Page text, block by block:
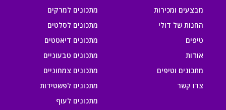
מבצעים ומכירות
החנות של דולי
טיפים
אודות
מתכונים וטיפים
צרו קשר
מתכונים למרקים
מתכונים לסלטים
מתכונים דיאטטים
מתכונים טבעוניים
מתכונים צמחוניים
מתכונים לפשטידות
מתכונים לעוף